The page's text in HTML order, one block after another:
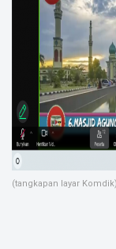
(tangkapan layar Komdik)